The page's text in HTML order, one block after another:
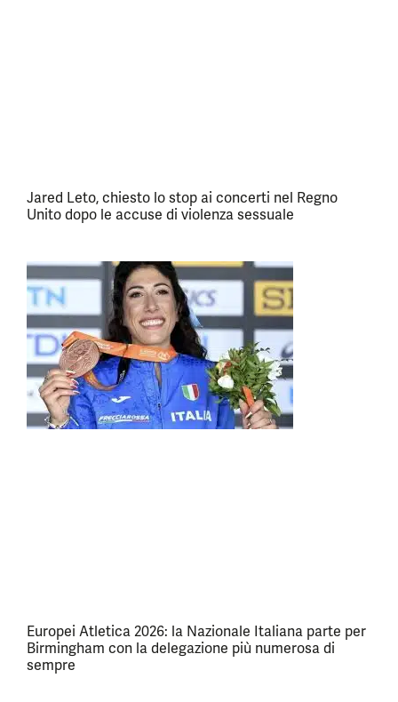
Jared Leto, chiesto lo stop ai concerti nel Regno
Unito dopo le accuse di violenza sessuale
Europei Atletica 2026: la Nazionale Italiana parte per
Birmingham con la delegazione più numerosa di
sempre